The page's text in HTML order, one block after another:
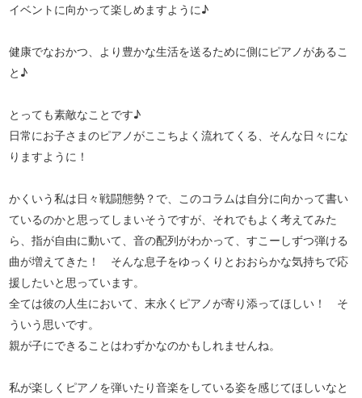
イベントに向かって楽しめますように♪
健康でなおかつ、より豊かな生活を送るために側にピアノがあるこ
と♪
とっても素敵なことです♪
日常にお子さまのピアノがここちよく流れてくる、そんな日々にな
りますように！
かくいう私は日々戦闘態勢？で、このコラムは自分に向かって書い
ているのかと思ってしまいそうですが、それでもよく考えてみた
ら、指が自由に動いて、音の配列がわかって、すこーしずつ弾ける
曲が増えてきた！ そんな息子をゆっくりとおおらかな気持ちで応
援したいと思っています。
全ては彼の人生において、末永くピアノが寄り添ってほしい！ そ
ういう思いです。
親が子にできることはわずかなのかもしれませんね。
私が楽しくピアノを弾いたり音楽をしている姿を感じてほしいなと